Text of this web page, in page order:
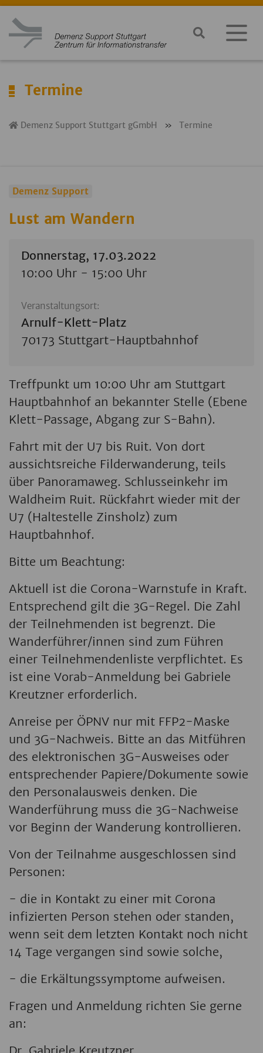
Ter­mi­ne
Demenz Support Stuttgart gGmbH » Termine
Demenz Support
Lust am Wandern
Donnerstag, 17.03.2022
10:00 Uhr - 15:00 Uhr
Veranstaltungsort:
Arnulf-Klett-Platz
70173 Stuttgart-Hauptbahnhof
Treffpunkt um 10:00 Uhr am Stuttgart
Hauptbahnhof an bekannter Stelle (Ebene
Klett-Passage, Abgang zur S-Bahn).
Fahrt mit der U7 bis Ruit. Von dort
aussichtsreiche Filderwanderung, teils
über Panoramaweg. Schlusseinkehr im
Waldheim Ruit. Rückfahrt wieder mit der
U7 (Haltestelle Zinsholz) zum
Hauptbahnhof.
Bitte um Beachtung:
Aktuell ist die Corona-Warnstufe in Kraft.
Entsprechend gilt die 3G-Regel. Die Zahl
der Teilnehmenden ist begrenzt. Die
Wanderführer/innen sind zum Führen
einer Teilnehmendenliste verpflichtet. Es
ist eine Vorab-Anmeldung bei Gabriele
Kreutzner erforderlich.
Anreise per ÖPNV nur mit FFP2-Maske
und 3G-Nachweis. Bitte an das Mitführen
des elektronischen 3G-Ausweises oder
entsprechender Papiere/Dokumente sowie
den Personalausweis denken. Die
Wanderführung muss die 3G-Nachweise
vor Beginn der Wanderung kontrollieren.
Von der Teilnahme ausgeschlossen sind
Personen:
- die in Kontakt zu einer mit Corona
infizierten Person stehen oder standen,
wenn seit dem letzten Kontakt noch nicht
14 Tage vergangen sind sowie solche,
- die Erkältungssymptome aufweisen.
Fragen und Anmeldung richten Sie gerne
an: